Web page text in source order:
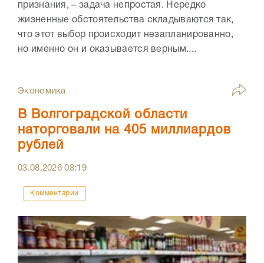
признания, – задача непростая. Нередко
жизненные обстоятельства складываются так,
что этот выбор происходит незапланированно,
но именно он и оказывается верным....
Экономика
В Волгоградской области
наторговали на 405 миллиардов
рублей
03.08.202608:19
Комментарии